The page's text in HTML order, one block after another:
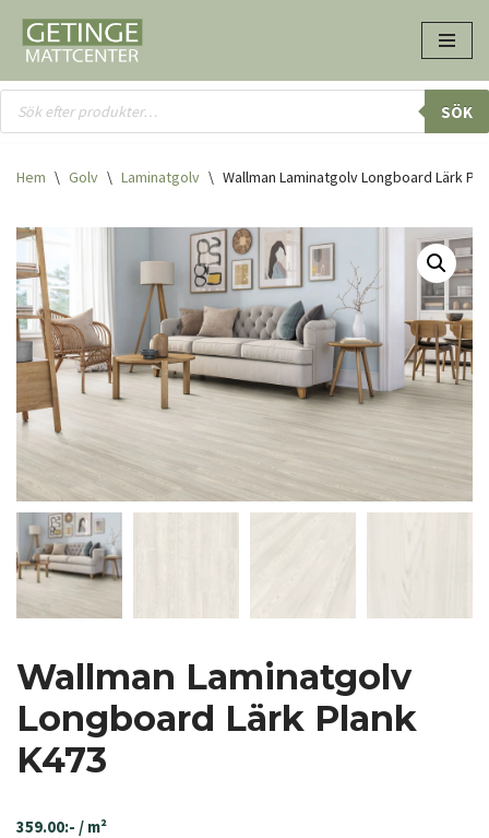
Hoppa
till
innehåll
SÖK
Hem \ Golv \ Laminatgolv \ Wallman Laminatgolv Longboard Lärk
Wallman Laminatgolv
Longboard Lärk Plank
K473
359.00:- / m²